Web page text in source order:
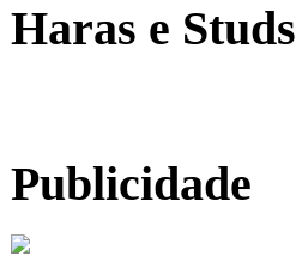
Haras e Studs
Publicidade